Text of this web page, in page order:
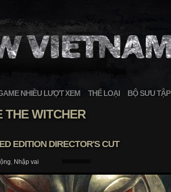
NHIỀU LƯỢT XEM THỂ LOẠI BỘ SƯU TẬP
THE WITCHER
EDITION DIRECTOR'S CUT
, Nhập vai